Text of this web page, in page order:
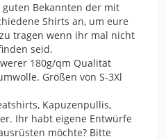
Bekannten der mit
Shirts an, um eure
tragen wenn ihr mal nicht
seid.
180g/qm Qualität
Größen von S-3Xl
Kapuzenpullis,
Ihr habt eigene Entwürfe
möchte? Bitte